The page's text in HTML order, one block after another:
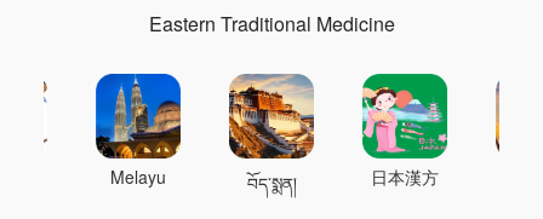
Eastern Traditional Medicine
Melayu བོད་སྨན། 日本漢方